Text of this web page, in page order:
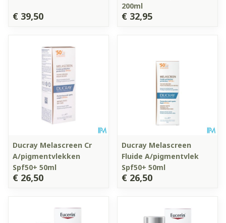
€ 39,50
200ml
€ 32,95
Ducray Melascreen Cr
A/pigmentvlekken
Spf50+ 50ml
€ 26,50
Ducray Melascreen
Fluide A/pigmentvlek
Spf50+ 50ml
€ 26,50